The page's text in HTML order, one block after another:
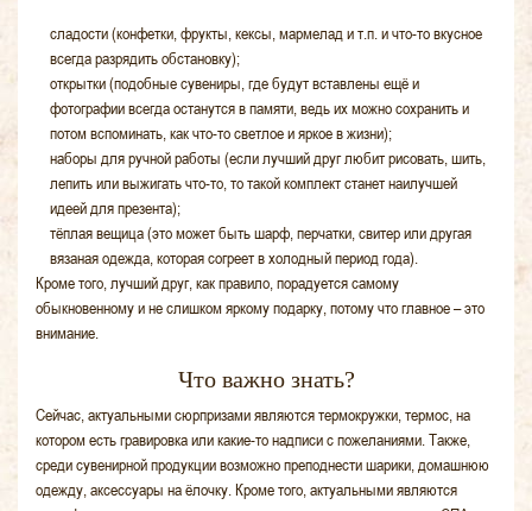
сладости (конфетки, фрукты, кексы, мармелад и т.п. и что-то вкусное
всегда разрядить обстановку);
открытки (подобные сувениры, где будут вставлены ещё и
фотографии всегда останутся в памяти, ведь их можно сохранить и
потом вспоминать, как что-то светлое и яркое в жизни);
наборы для ручной работы (если лучший друг любит рисовать, шить,
лепить или выжигать что-то, то такой комплект станет наилучшей
идеей для презента);
тёплая вещица (это может быть шарф, перчатки, свитер или другая
вязаная одежда, которая согреет в холодный период года).
Кроме того, лучший друг, как правило, порадуется самому
обыкновенному и не слишком яркому подарку, потому что главное – это
внимание.
Что важно знать?
Сейчас, актуальными сюрпризами являются термокружки, термос, на
котором есть гравировка или какие-то надписи с пожеланиями. Также,
среди сувенирной продукции возможно преподнести шарики, домашнюю
одежду, аксессуары на ёлочку. Кроме того, актуальными являются